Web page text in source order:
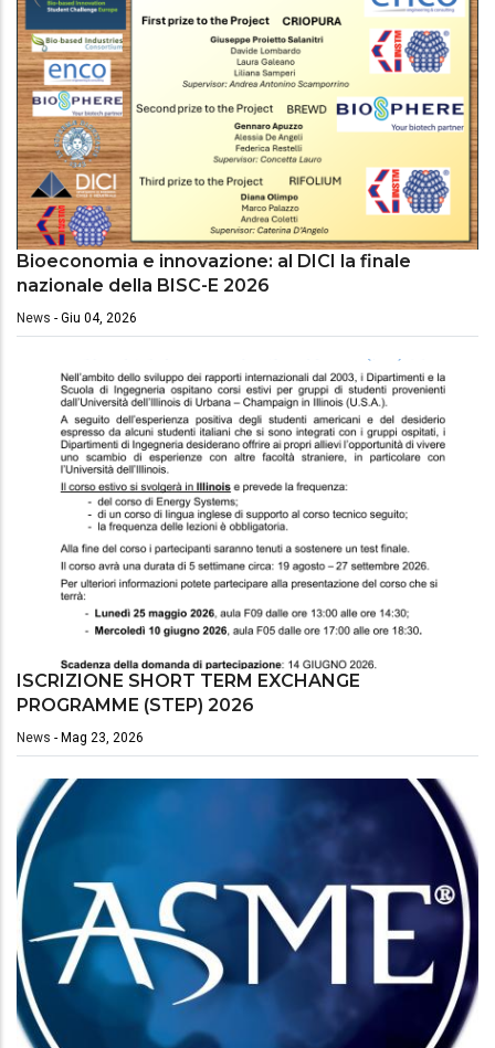
Bioeconomia e innovazione: al DICI la finale
nazionale della BISC-E 2026
News - Giu 04, 2026
ISCRIZIONE SHORT TERM EXCHANGE
PROGRAMME (STEP) 2026
News - Mag 23, 2026